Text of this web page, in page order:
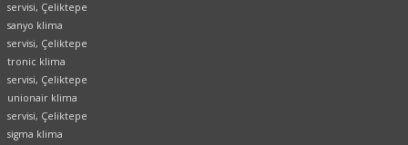
servisi, Çeliktepe
sanyo klima
servisi, Çeliktepe
tronic klima
servisi, Çeliktepe
unionair klima
servisi, Çeliktepe
sigma klima